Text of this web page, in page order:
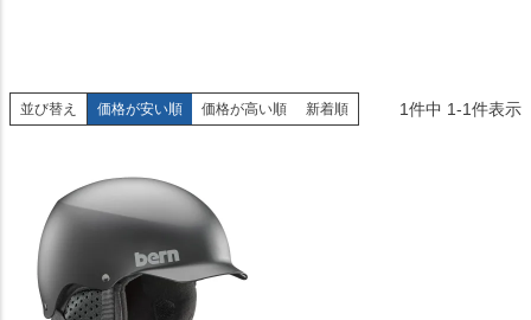
並び替え 価格が安い順 価格が高い順 新着順 1件中 1-1件表示